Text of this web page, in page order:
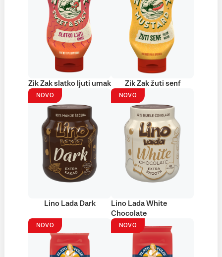
Zik Zak slatko ljuti umak Zik Zak žuti senf
NOVO
Lino Lada Dark
NOVO
Lino Lada White
Chocolate
NOVO NOVO